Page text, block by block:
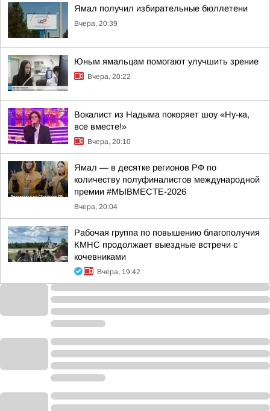
Ямал получил избирательные бюллетени
Вчера, 20:39
Юным ямальцам помогают улучшить зрение
Вчера, 20:22
Вокалист из Надыма покоряет шоу «Ну-ка,
все вместе!»
Вчера, 20:10
Ямал — в десятке регионов РФ по
количеству полуфиналистов международной
премии #МЫВМЕСТЕ-2026
Вчера, 20:04
Рабочая группа по повышению благополучия
КМНС продолжает выездные встречи с
кочевниками
Вчера, 19:42